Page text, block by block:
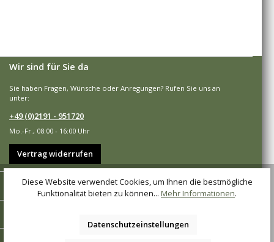
Wir sind für Sie da
Sie haben Fragen, Wünsche oder Anregungen? Rufen Sie uns an
unter:
+49 (0)2191 - 951720
Mo.-Fr., 08:00 - 16:00 Uhr
Vertrag widerrufen
Shop-Service
Diese Website verwendet Cookies, um Ihnen die bestmögliche
Funktionalität bieten zu können... Mehr Informationen.
Datenschutzeinstellungen